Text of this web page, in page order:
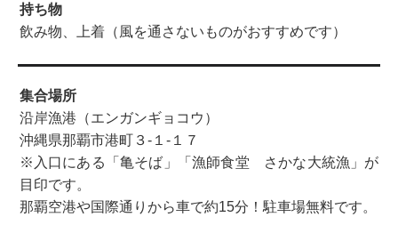
持ち物
飲み物、上着（風を通さないものがおすすめです）
集合場所
沿岸漁港（エンガンギョコウ）
沖縄県那覇市港町３-１-１７
※入口にある「亀そば」「漁師食堂 さかな大統漁」が
目印です。
那覇空港や国際通りから車で約15分！駐車場無料です。